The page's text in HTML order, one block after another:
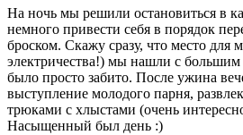
На ночь мы решили остановиться в
немного привести себя в порядок
броском. Скажу сразу, что место для
электричества!) мы нашли с большим
было просто забито. После ужина
выступление молодого парня,
трюками с хлыстами (очень
Насыщенный был день :)